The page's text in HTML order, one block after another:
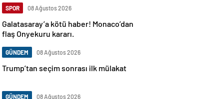
SPOR 08 Ağustos 2026
Galatasaray’a kötü haber! Monaco’dan
flaş Onyekuru kararı.
GÜNDEM 08 Ağustos 2026
Trump’tan seçim sonrası ilk mülakat
GÜNDEM 08 Ağustos 2026